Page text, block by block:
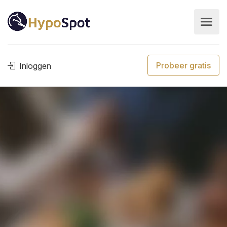
Inloggen Probeer gratis